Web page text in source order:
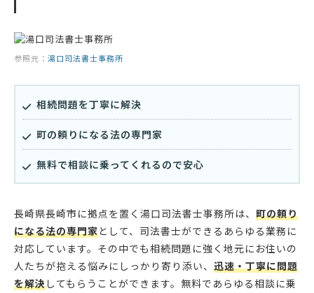
参照元： 湯口司法書士事務所
相続問題を丁寧に解決
町の頼りになる法の専門家
無料で相談に乗ってくれるので安心
長崎県長崎市に拠点を置く湯口司法書士事務所は、 町の頼り
になる法の専門家として、司法書士ができるあらゆる業務に
対応しています。その中でも相続問題に強く地元にお住いの
人たちが抱える悩みにしっかり寄り添い、 迅速・丁寧に問題
を解決してもらうことができます。無料であらゆる相談に乗